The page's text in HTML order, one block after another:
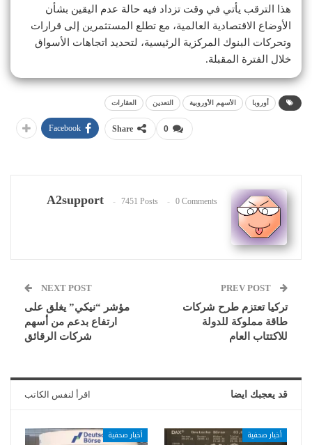
هذا الترقب يأتي في وقت تزداد فيه حالة عدم اليقين بشأن
الأوضاع الاقتصادية العالمية، مع تطلع المستثمرين إلى قرارات
وتحركات البنوك المركزية الرئيسية، لتحديد اتجاهات الأسواق
خلال الفترة المقبلة.
أوروبا الأسهم الأوروبية التعدين العقارات
0
Share
Facebook
A2support 7451 Posts 0 Comments
تركيا تعتزم طرح شركات
طاقة مملوكة للدولة
للاكتتاب العام
NEXT POST
مؤشر “نيكي” يغلق على
ارتفاع بدعم من أسهم
شركات الرقائق
قد يعجبك ايضا اقرأ لنفس الكاتب
أخبار صحفية أخبار صحفية